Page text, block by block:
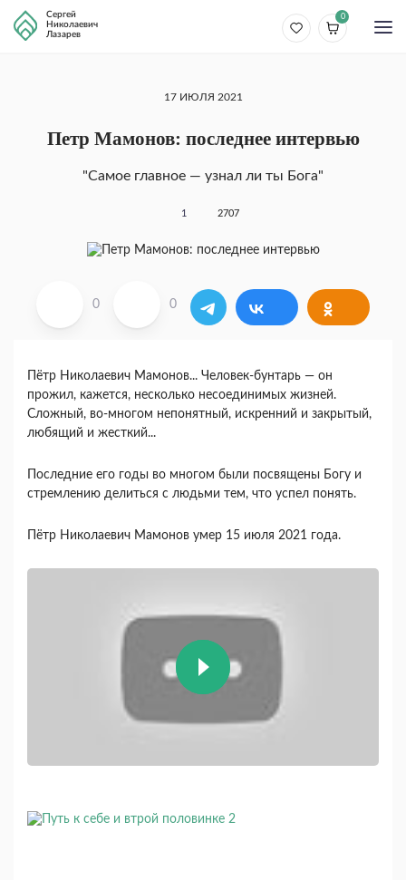
Сергей
Николаевич
Лазарев
0
17 ИЮЛЯ 2021
Петр Мамонов: последнее интервью
"Самое главное — узнал ли ты Бога"
1 2707
0 0
Пётр Николаевич Мамонов... Человек-бунтарь — он
прожил, кажется, несколько несоединимых жизней.
Сложный, во-многом непонятный, искренний и закрытый,
любящий и жесткий...
Последние его годы во многом были посвящены Богу и
стремлению делиться с людьми тем, что успел понять.
Пётр Николаевич Мамонов умер 15 июля 2021 года.